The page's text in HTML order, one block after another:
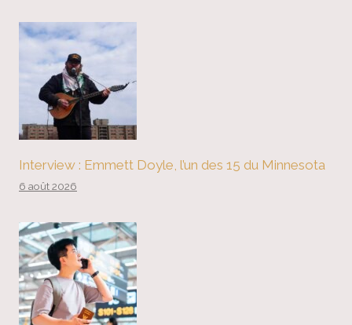
Interview : Emmett Doyle, l’un des 15 du Minnesota
6 août 2026